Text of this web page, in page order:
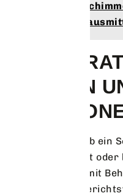
entfernen:
HÜRDEN
Oft ist unklar, ob ein
Pflegeschnitt ist
führt zu Streit mit
langwierigen